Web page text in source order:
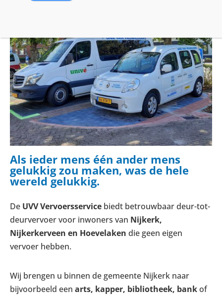
Als ieder mens één ander mens
gelukkig zou maken, was de hele
wereld gelukkig.
De UVV Vervoersservice biedt betrouwbaar deur-tot-
deurvervoer voor inwoners van Nijkerk,
Nijkerkerveen en Hoevelaken die geen eigen
vervoer hebben.
Wij brengen u binnen de gemeente Nijkerk naar
bijvoorbeeld een arts, kapper, bibliotheek, bankof